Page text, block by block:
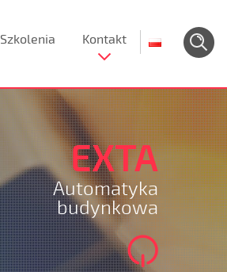
Szkolenia Kontakt
EXTA
Automatyka
budynkowa